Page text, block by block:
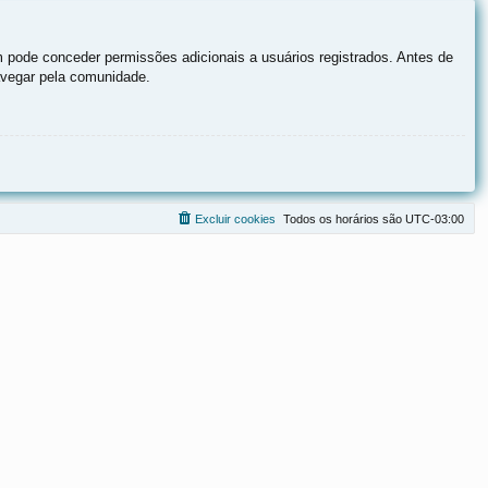
conceder permissões adicionais a usuários registrados. Antes de
pela comunidade.
Todos os horários são UTC-03:00
Excluir cookies